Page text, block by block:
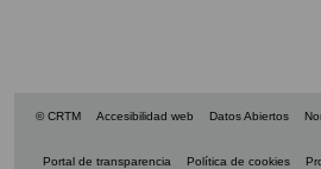
© CRTM Accesibilidad web Datos Abiertos
Portal de transparencia Política de cookies